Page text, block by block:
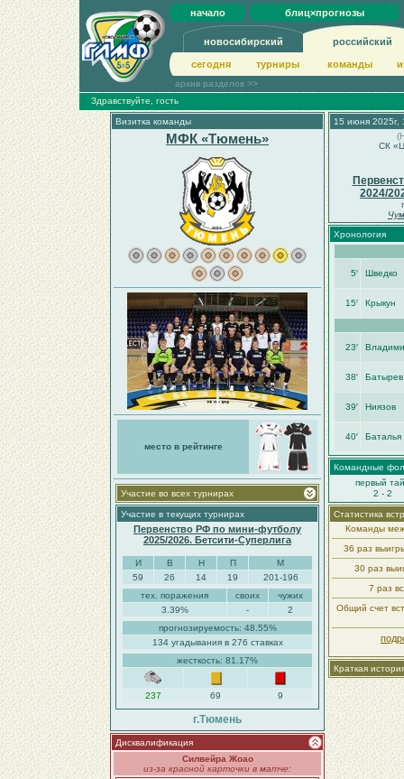
начало блиц×прогнозы
новосибирский российский
сегодня турниры команды
архив разделов >>
Здравствуйте, гость
Визитка команды
МФК «Тюмень»
место в рейтинге
Участие во всех турнирах
Участие в текущих турнирах
Первенство РФ по мини-футболу
2025/2026. Бетсити-Суперлига
И В Н П
М
59
26 14 19
201-196
тех. поражения
своих
чужих
3.39%
-
2
прогнозируемость: 48.55%
134 угадывания в 276 ставках
жесткость: 81.17%
237 69 9
г.Тюмень
Дисквалификация
Силвейра Жоао
из-за красной карточки в матче:
15 июня 2025г,
СК
2024/
Хронология
5′ Шведко
15′ Крыкун
23′
38′ Батырев
39′ Ниязов
40′ Баталья
Командные
первый
2 - 2
Статистика
Команды
36 раз
30 раз
7 раз
Общий счет
Краткая